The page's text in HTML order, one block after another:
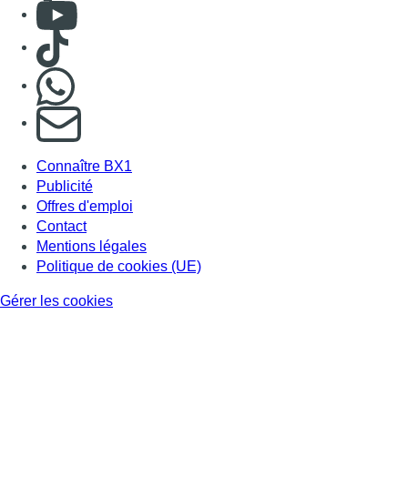
Consulter Youtube
Consulter TikTok
S'abonner à notre newsletter
Connaître BX1
Publicité
Offres d'emploi
Contact
Mentions légales
Politique de cookies (UE)
Gérer les cookies